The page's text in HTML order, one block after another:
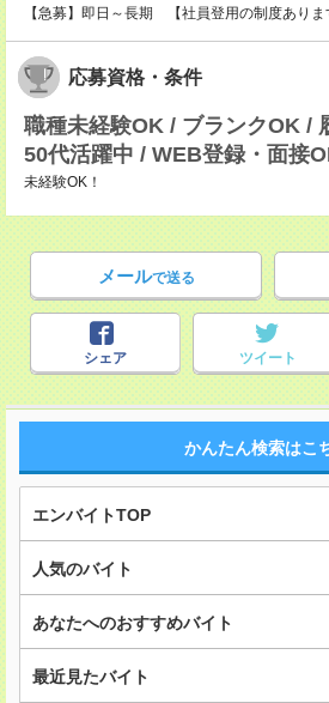
【急募】即日～長期 【社員登用の制度あり
応募資格・条件
職種未経験OK / ブランクOK /
50代活躍中 / WEB登録・面接
未経験OK！
メールで送る
シェア ツイート
かんたん検索はこ
エンバイトTOP
人気のバイト
あなたへのおすすめバイト
最近見たバイト